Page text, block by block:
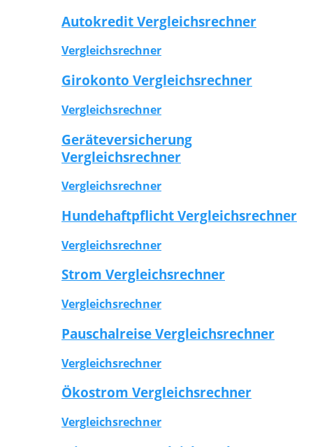
Autokredit Vergleichsrechner
Vergleichsrechner
Girokonto Vergleichsrechner
Vergleichsrechner
Geräteversicherung
Vergleichsrechner
Vergleichsrechner
Hundehaftpflicht Vergleichsrechner
Vergleichsrechner
Strom Vergleichsrechner
Vergleichsrechner
Pauschalreise Vergleichsrechner
Vergleichsrechner
Ökostrom Vergleichsrechner
Vergleichsrechner